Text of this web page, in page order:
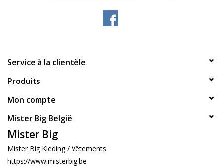
Service à la clientèle
Produits
Mon compte
Mister Big België
Mister Big
Mister Big Kleding / Vêtements
https://www.misterbig.be